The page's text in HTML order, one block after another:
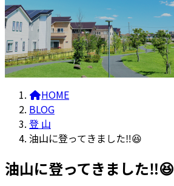
HOME
BLOG
登 山
油山に登ってきました‼😆
油山に登ってきました‼😆